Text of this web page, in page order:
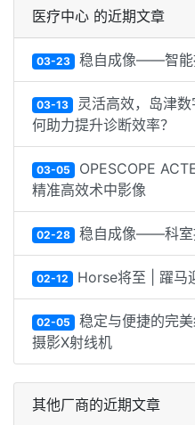
医疗中心 的近期文章
03-23 稳自成像——智能
03-13 灵活高效，岛津数
何助力提升诊断效率？
03-05 OPESCOPE
精准高效术中影像
02-28 稳自成像——科室
02-12 Horse将至 | 躍马
02-05 稳定与便捷的完
摄影X射线机
其他厂商的近期文章